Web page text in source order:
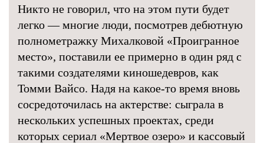
Никто не говорил, что на этом пути будет
легко — многие люди, посмотрев дебютную
полнометражку Михалковой «Проигранное
место», поставили ее примерно в один ряд с
такими создателями киношедевров, как
Томми Вайсо. Надя на какое-то время вновь
сосредоточилась на актерстве: сыграла в
нескольких успешных проектах, среди
которых сериал «Мертвое озеро» и кассовый